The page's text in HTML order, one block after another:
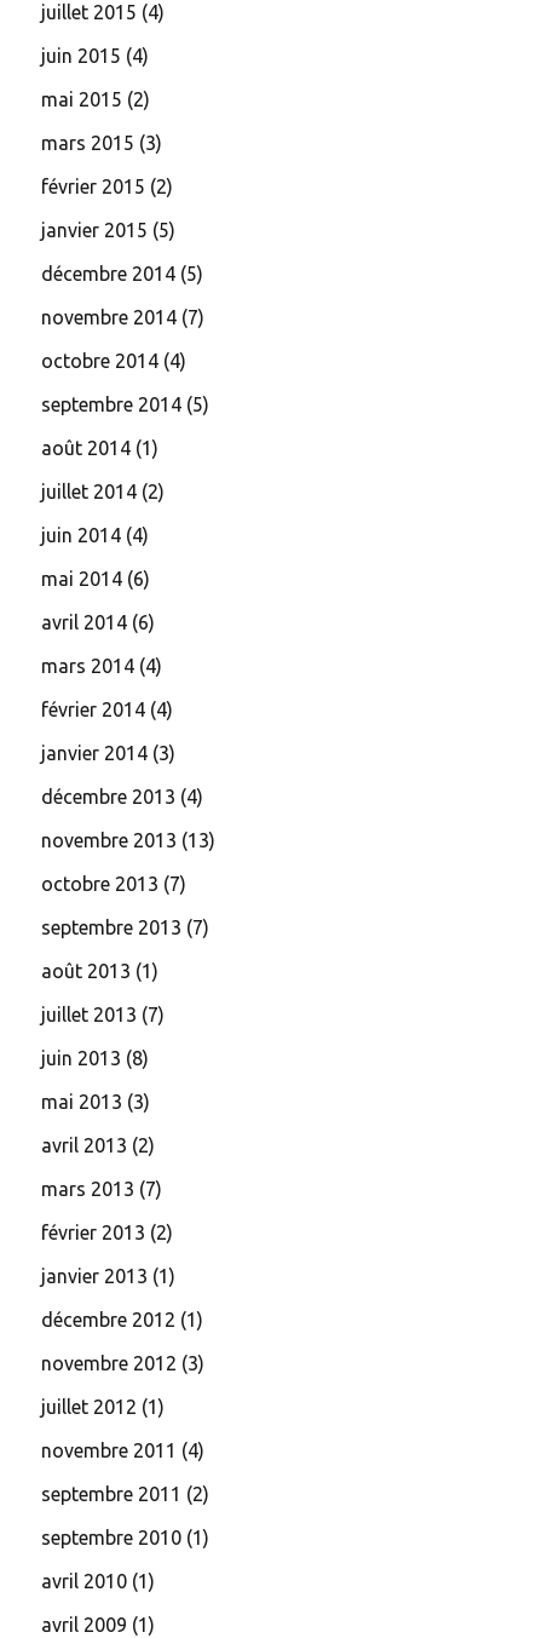
juillet 2015 (4)
juin 2015 (4)
mai 2015 (2)
mars 2015 (3)
février 2015 (2)
janvier 2015 (5)
décembre 2014 (5)
novembre 2014 (7)
octobre 2014 (4)
septembre 2014 (5)
août 2014 (1)
juillet 2014 (2)
juin 2014 (4)
mai 2014 (6)
avril 2014 (6)
mars 2014 (4)
février 2014 (4)
janvier 2014 (3)
décembre 2013 (4)
novembre 2013 (13)
octobre 2013 (7)
septembre 2013 (7)
août 2013 (1)
juillet 2013 (7)
juin 2013 (8)
mai 2013 (3)
avril 2013 (2)
mars 2013 (7)
février 2013 (2)
janvier 2013 (1)
décembre 2012 (1)
novembre 2012 (3)
juillet 2012 (1)
novembre 2011 (4)
septembre 2011 (2)
septembre 2010 (1)
avril 2010 (1)
avril 2009 (1)